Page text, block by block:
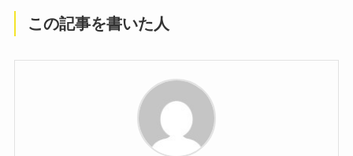
この記事を書いた人